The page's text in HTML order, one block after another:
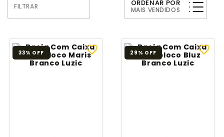
FILTRAR ORDENAR POR
MAIS VENDIDOS
33% OFF 29% OFF